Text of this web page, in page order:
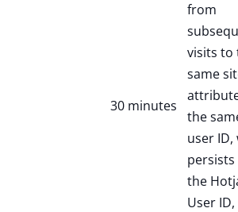
30 minutes
from
visits to
same
the
user ID,
persists
the
User ID,